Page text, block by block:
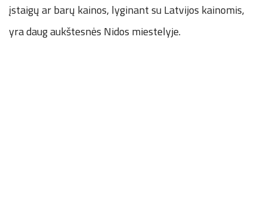
įstaigų ar barų kainos, lyginant su Latvijos kainomis,
yra daug aukštesnės Nidos miestelyje.